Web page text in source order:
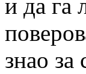
и да га
знао